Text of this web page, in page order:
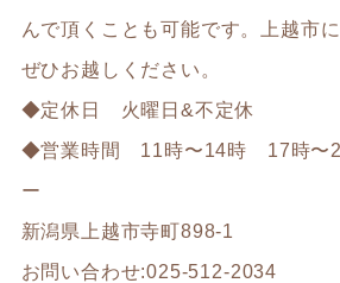
んで頂くことも可能です。上越市
ぜひお越しください。
◆定休日 火曜日&不定休
◆営業時間 11時〜14時 17時〜
ー
新潟県上越市寺町898-1
お問い合わせ:025-512-2034